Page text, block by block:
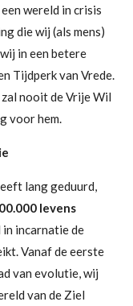
wereld in crisis
die wij (als mens)
in een betere
Tijdperk van Vrede.
nooit de Vrije Wil
voor hem.
lang geduurd,
levens
incarnatie de
Vanaf de eerste
van evolutie, wij
van de Ziel